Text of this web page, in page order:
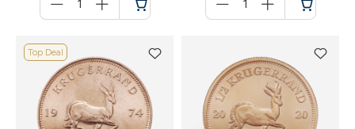
für
Warenkorb
für
Warenkorb
Top Deal